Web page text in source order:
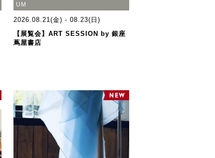
UM
2026.08.21(金) - 08.23(日)
【展覧会】ART SESSION by 銀座
蔦屋書店